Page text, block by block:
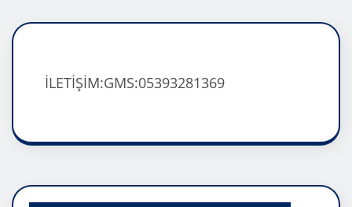
İLETİŞİM:GMS:05393281369